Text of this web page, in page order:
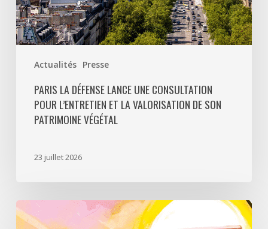
Actualités Presse
son
patrimoine
végétal
PARIS LA DÉFENSE LANCE UNE CONSULTATION
POUR L’ENTRETIEN ET LA VALORISATION DE SON
PATRIMOINE VÉGÉTAL
23 juillet 2026
Paris
La